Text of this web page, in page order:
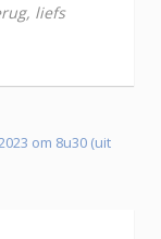
liefs
om 8u30 (uit